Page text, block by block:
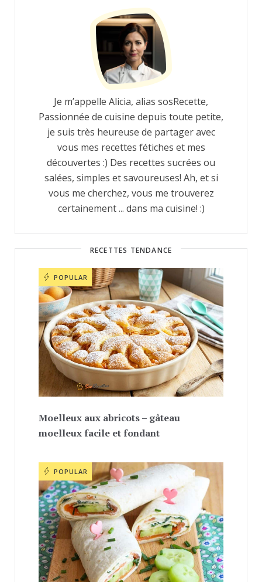
Je m’appelle Alicia, alias sosRecette,
Passionnée de cuisine depuis toute petite,
je suis très heureuse de partager avec
vous mes recettes fétiches et mes
découvertes :) Des recettes sucrées ou
salées, simples et savoureuses! Ah, et si
vous me cherchez, vous me trouverez
certainement ... dans ma cuisine! :)
RECETTES TENDANCE
POPULAR
Moelleux aux abricots – gâteau
moelleux facile et fondant
POPULAR